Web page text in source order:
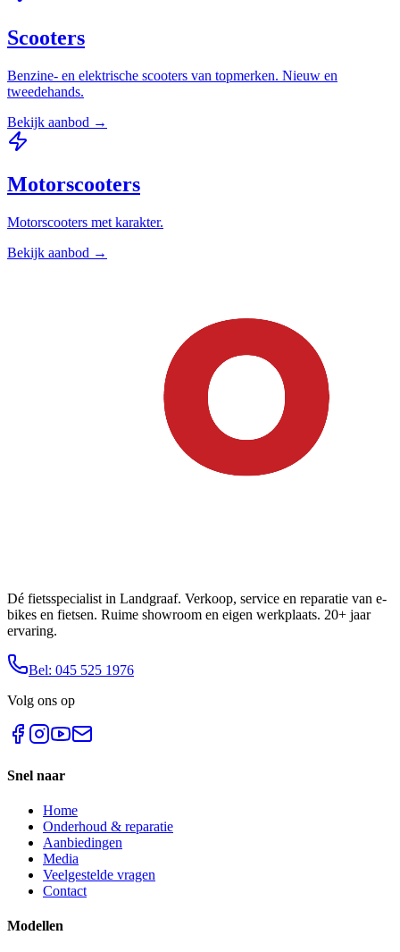
Scooters
Benzine- en elektrische scooters van topmerken. Nieuw en
tweedehands.
Bekijk aanbod →
Motorscooters
Motorscooters met karakter.
Bekijk aanbod →
Dé fietsspecialist in Landgraaf. Verkoop, service en reparatie van e-
bikes en fietsen. Ruime showroom en eigen werkplaats. 20+ jaar
ervaring.
Bel: 045 525 1976
Volg ons op
Snel naar
Home
Onderhoud & reparatie
Aanbiedingen
Media
Veelgestelde vragen
Contact
Modellen